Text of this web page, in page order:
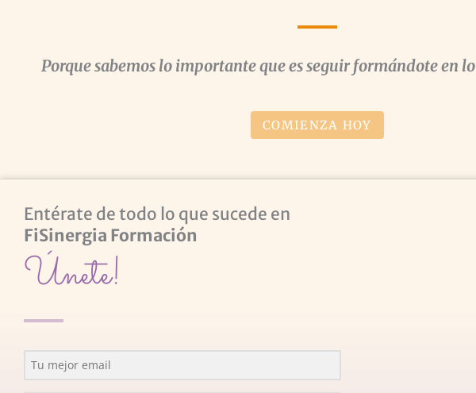
Porque sabemos lo importante que es seguir formándote en
COMIENZA HOY
Entérate de todo lo que sucede en
FiSinergia Formación
Únete!